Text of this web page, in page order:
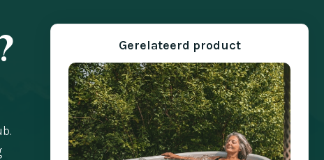
Gerelateerd product